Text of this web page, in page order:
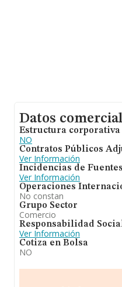
Datos
Estructura
NO
Contratos Públicos
Ver Información
Incidencias de
Ver Información
Operaciones
No constan
Grupo Sector
Comercio
Responsabilidad
Ver Información
Cotiza en Bolsa
NO